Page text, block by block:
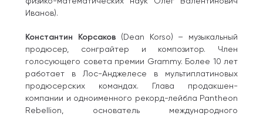
Иванов).
Константин Корсаков (Dean Korso) – музыкальный
продюсер, сонграйтер и композитор. Член
голосующего совета премии Grammy. Более 10 лет
работает в Лос-Анджелесе в мультиплатиновых
продюсерских командах. Глава продакшен-
компании и одноименного рекорд-лейбла Pantheon
Rebellion, основатель международного